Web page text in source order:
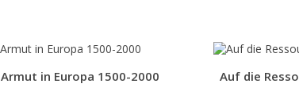
Vorschau
Armut in Europa 1500-2000
Auf die